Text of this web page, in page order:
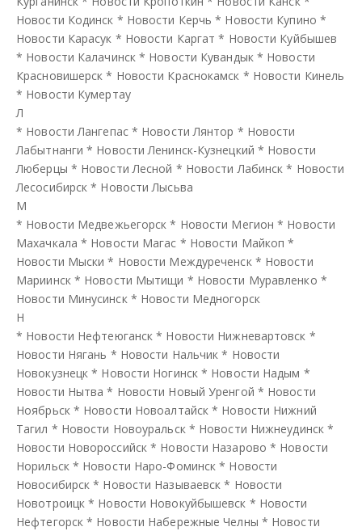
Новости Кодинск * Новости Керчь * Новости Купино *
Новости Карасук * Новости Каргат * Новости Куйбышев
* Новости Калачинск * Новости Кувандык * Новости
Красновишерск * Новости Краснокамск * Новости Кинель
* Новости Кумертау
Л
* Новости Лангепас* Новости Лянтор * Новости
Лабытнанги * Новости Ленинск-Кузнецкий * Новости
Люберцы * Новости Лесной * Новости Лабинск * Новости
Лесосибирск * Новости Лысьва
М
* Новости Медвежьегорск * Новости Мегион * Новости
Махачкала * Новости Магас * Новости Майкоп *
Новости Мыски * Новости Междуреченск * Новости
Мариинск * Новости Мытищи * Новости Муравленко *
Новости Минусинск * Новости Медногорск
Н
* Новости Нефтеюганск * Новости Нижневартовск *
Новости Нягань * Новости Нальчик * Новости
Новокузнецк * Новости Ногинск * Новости Надым *
Новости Нытва * Новости Новый Уренгой * Новости
Ноябрьск * Новости Новоалтайск * Новости Нижний
Тагил * Новости Новоуральск * Новости Нижнеудинск *
Новости Новороссийск * Новости Назарово * Новости
Норильск * Новости Наро-Фоминск * Новости
Новосибирск * Новости Называевск * Новости
Новотроицк * Новости Новокуйбышевск * Новости
Нефтегорск * Новости Набережные Челны * Новости